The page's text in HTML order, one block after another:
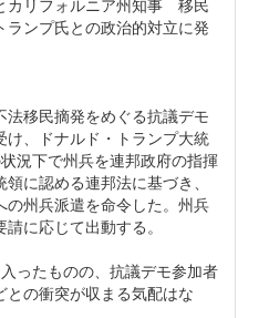
ランプ氏との政治的対立に発
法移民摘発をめぐる抗議デモ
け、ドナルド・トランプ大統
況下で州兵を連邦政府の指揮
に認める連邦法に基づき、
の州兵派遣を命令した。州兵
に応じて出動する。
ったものの、抗議デモ参加者
との衝突が収まる気配はな